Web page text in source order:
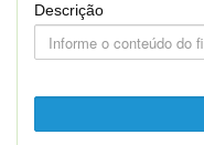
Descrição